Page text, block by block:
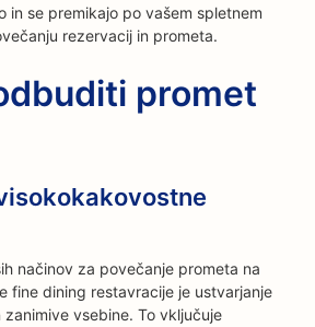
in se premikajo po vašem spletnem
rezervacij in prometa.
promet
načinov za povečanje prometa na
fine dining restavracije je ustvarjanje
vsebine. To vključuje